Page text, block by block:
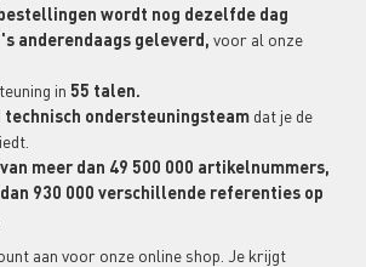
wordt nog dezelfde dag
anderendaags geleverd, voor al onze
in 55 talen.
ondersteuningsteam dat je de
meer dan 49 500 000 artikelnummers,
930 000 verschillende referenties op
aan voor onze online shop. Je krijgt